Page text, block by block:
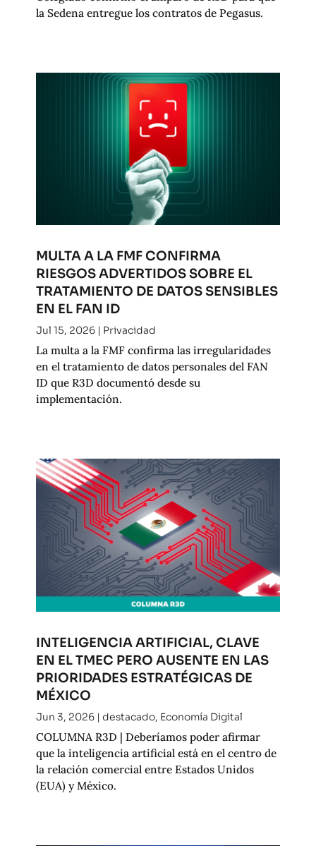
la Sedena entregue los contratos de Pegasus.
MULTA A LA FMF CONFIRMA
RIESGOS ADVERTIDOS SOBRE EL
TRATAMIENTO DE DATOS SENSIBLES
EN EL FAN ID
Jul 15, 2026| Privacidad
La multa a la FMF confirma las irregularidades
en el tratamiento de datos personales del FAN
ID que R3D documentó desde su
implementación.
INTELIGENCIA ARTIFICIAL, CLAVE
EN EL TMEC PERO AUSENTE EN LAS
PRIORIDADES ESTRATÉGICAS DE
MÉXICO
Jun 3, 2026| destacado, Economía Digital
COLUMNA R3D | Deberíamos poder afirmar
que la inteligencia artificial está en el centro de
la relación comercial entre Estados Unidos
(EUA) y México.